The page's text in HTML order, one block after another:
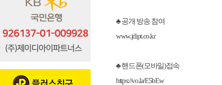
♣ 공개 방송 참여
www.jdipt.co.kr
♣ 핸드폰(모바일)접속
https://vo.la/E5bEw